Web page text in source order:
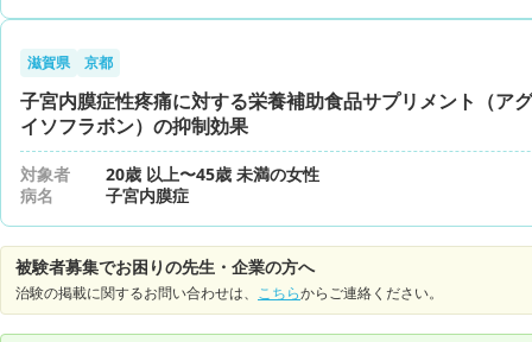
滋賀県 京都
子宮内膜症性疼痛に対する栄養補助食品サプリメント（ア
イソフラボン）の抑制効果
対象者
20歳 以上〜45歳 未満の女性
病名
子宮内膜症
被験者募集でお困りの先生・企業の方へ
治験の掲載に関するお問い合わせは、 こちらからご連絡ください。